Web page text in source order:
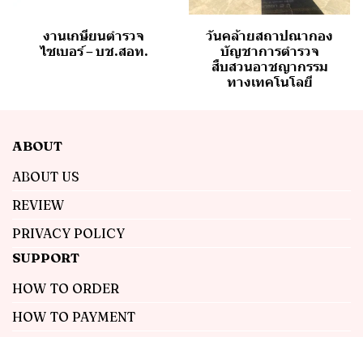
งานเกษียนตำรวจ
ไซเบอร์ – บช.สอท.
วันคล้ายสถาปณากอง
บัญชาการตำรวจ
สืบสวนอาชญากรรม
ทางเทคโนโลยี
ABOUT
ABOUT US
REVIEW
PRIVACY POLICY
SUPPORT
HOW TO ORDER
HOW TO PAYMENT